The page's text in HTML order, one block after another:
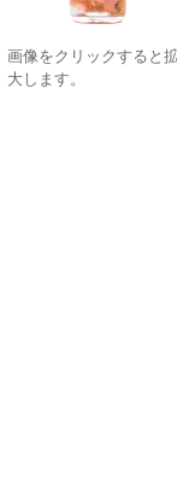
画像をクリックすると
大します。